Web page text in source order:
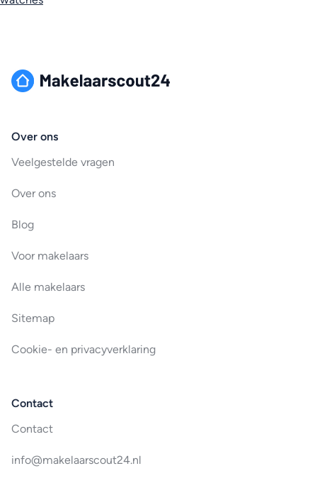
Over ons
Veelgestelde vragen
Over ons
Blog
Voor makelaars
Alle makelaars
Sitemap
Cookie- en privacyverklaring
Contact
Contact
info@makelaarscout24.nl